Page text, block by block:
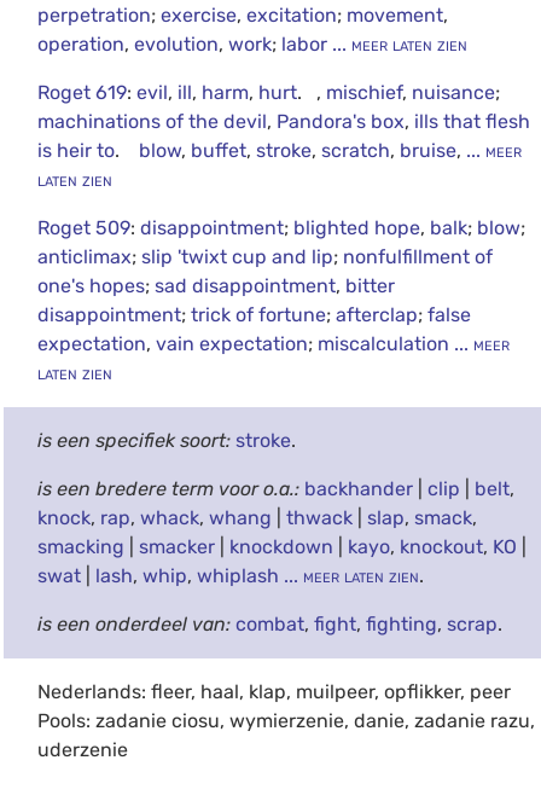
perpetration; exercise, excitation; movement,
operation, evolution, work; labor ... meer laten zien
Roget 619: evil, ill, harm, hurt. , mischief, nuisance;
machinations of the devil, Pandora's box, ills that flesh
is heir to. blow, buffet, stroke, scratch, bruise, ... meer
laten zien
Roget 509: disappointment; blighted hope, balk; blow;
anticlimax; slip 'twixt cup and lip; nonfulfillment of
one's hopes; sad disappointment, bitter
disappointment; trick of fortune; afterclap; false
expectation, vain expectation; miscalculation ... meer
laten zien
is een specifiek soort: stroke.
is een bredere term voor o.a.: backhander| clip belt,
knock, rap, whack, whang thwack| slap, smack,
smacking
smacker| knockdown kayo, knockout, KO
swat| lash, whip, whiplash ... meer laten zien.
is een onderdeel van: combat, fight, fighting, scrap.
Nederlands: fleer, haal, klap, muilpeer, opflikker, peer
Pools: zadanie ciosu, wymierzenie, danie, zadanie razu,
uderzenie